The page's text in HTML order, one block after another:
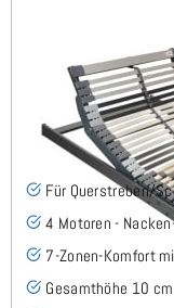
Nimbo 4
Für Querstreben/
4 Motoren -
7-Zonen-Komfort
Gesamthöhe 10